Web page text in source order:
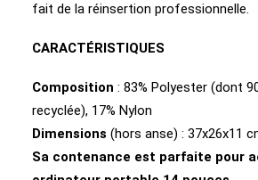
fait de la réinsertion professionnelle.
CARACTÉRISTIQUES
Composition : 83% Polyester (dont
recyclée), 17% Nylon
Dimensions (hors anse) : 37x26x11
Sa contenance est parfaite pour